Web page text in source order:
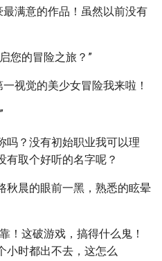
最满意的作品！虽然以前没有
您的冒险之旅？”
视觉的美少女冒险我来啦！
吗？没有初始职业我可以理
有取个好听的名字呢？
秋晨的眼前一黑，熟悉的眩晕
！这破游戏，搞得什么鬼！
小时都出不去，这怎么